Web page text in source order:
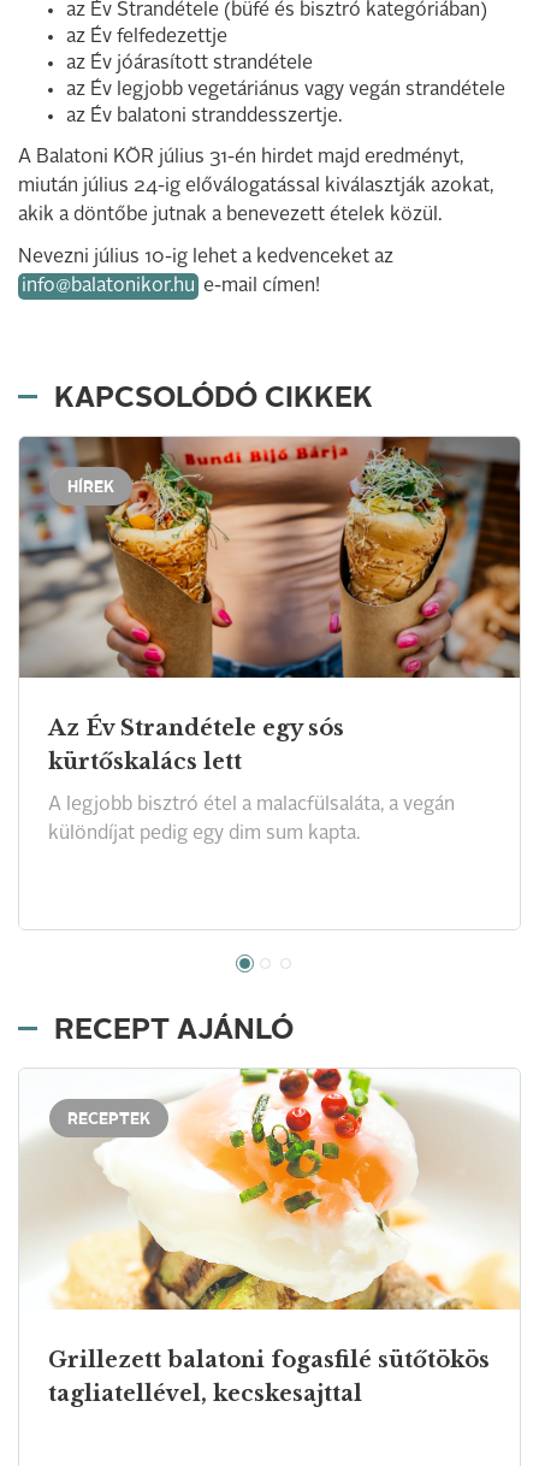
az Év Strandétele (büfé és bisztró kategóriában)
az Év felfedezettje
az Év jóárasított strandétele
az Év legjobb vegetáriánus vagy vegán strandétele
az Év balatoni stranddesszertje.
A Balatoni KÖR július 31-én hirdet majd eredményt,
miután július 24-ig előválogatással kiválasztják azokat,
akik a döntőbe jutnak a benevezett ételek közül.
Nevezni július 10-ig lehet a kedvenceket az
info@balatonikor.hu e-mail címen!
KAPCSOLÓDÓ CIKKEK
HÍREK
Az Év Strandétele egy sós
kürtőskalács lett
A legjobb bisztró étel a malacfülsaláta, a vegán
különdíjat pedig egy dim sum kapta.
RECEPT AJÁNLÓ
RECEPTEK
Grillezett balatoni fogasfilé sütőtökös
tagliatellével, kecskesajttal